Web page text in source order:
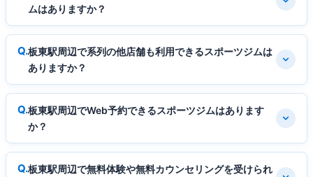
ムはありますか？
板東駅周辺で系列の他店舗も利用できるスポーツジムは
ありますか？
板東駅周辺でWeb予約できるスポーツジムはあります
か？
板東駅周辺で無料体験や無料カウンセリングを受けられ